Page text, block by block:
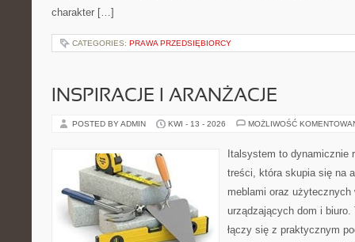
charakter […]
CATEGORIES: PRAWA PRZEDSIĘBIORCY
INSPIRACJE I ARANŻACJE
POSTED BY ADMIN KWI - 13 - 2026 MOŻLIWOŚĆ
Italsystem to dynamicznie
treści, która skupia się na
meblami oraz
urządzających dom i
łączy się z praktycznym